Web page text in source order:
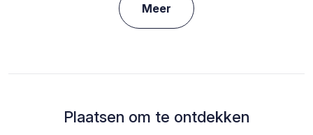
Meer
Plaatsen om te ontdekken